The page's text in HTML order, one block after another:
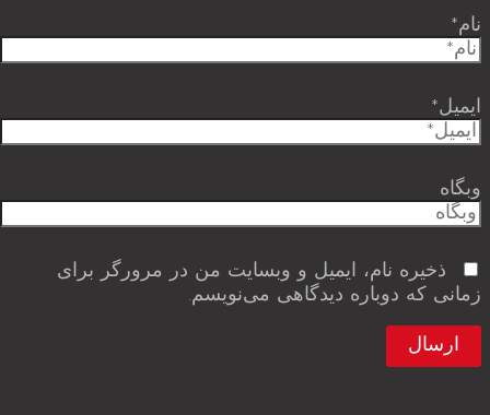
نام*
ایمیل*
وبگاه
ذخیره نام، ایمیل و وبسایت من در مرورگر برای
زمانی که دوباره دیدگاهی می‌نویسم.